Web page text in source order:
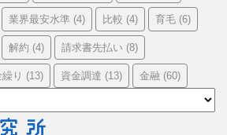
業界最安水準 (4) 比較 (4) 育毛 (6)
解約 (4) 請求書先払い (8)
り (13) 資金調達 (13) 金融 (60)